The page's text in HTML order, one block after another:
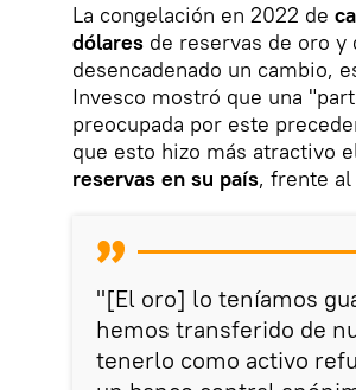
La congelación en 2022 de
dólares de reservas de oro y
desencadenado un cambio,
Invesco mostró que una
preocupada por este
que esto hizo más atractivo
reservas en su país, frente
"[El oro] lo teníamos
hemos transferido de
tenerlo como activo